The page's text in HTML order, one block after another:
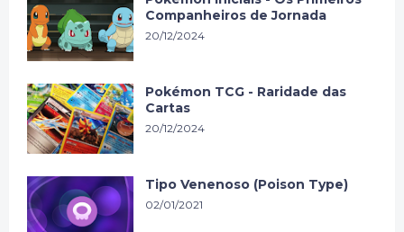
Companheiros de Jornada
20/12/2024
Pokémon TCG - Raridade das
Cartas
20/12/2024
Tipo Venenoso (Poison Type)
02/01/2021